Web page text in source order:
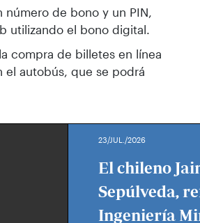
número de bono y un PIN,
utilizando el bono digital.
compra de billetes en línea
el autobús, que se podrá
23/JUL./2026
El chileno
Sepúlveda,
Ingeniería